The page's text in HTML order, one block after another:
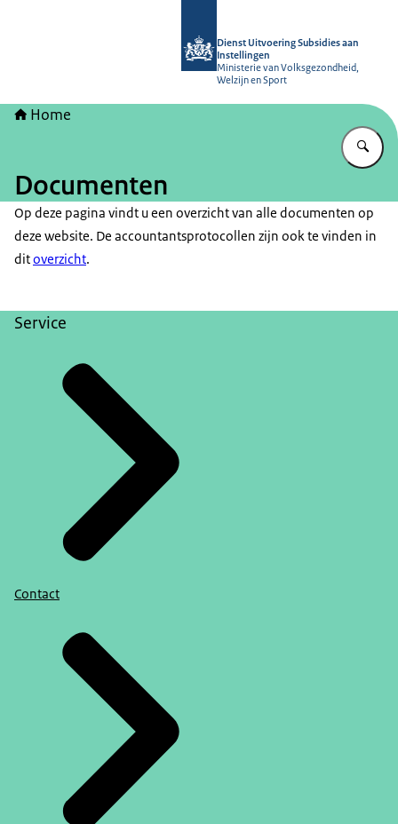
Dienst Uitvoering Subsidies aan
Instellingen
Ministerie van Volksgezondheid,
Welzijn en Sport
Home
Documenten
Op deze pagina vindt u een overzicht van alle documenten op
deze website. De accountantsprotocollen zijn ook te vinden in
ditoverzicht.
Service
Contact